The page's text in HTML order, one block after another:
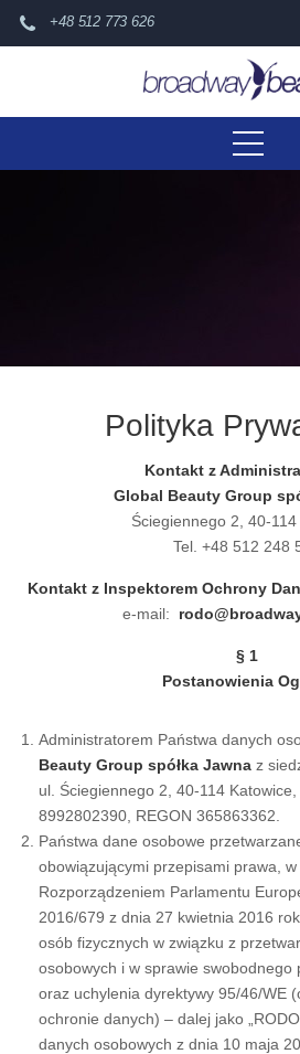
+48 512 773 626
Polityka
Kontakt z
Global Beauty Group
Ściegiennego 2, 40-114
Tel. +48 512 248
Kontakt z Inspektorem Ochrony
e-mail:
§ 1
Postanowienia
Administratorem Państwa danych
Beauty Group spółka Jawna z
ul. Ściegiennego 2, 40-114
8992802390, REGON 365863362.
Państwa dane osobowe
obowiązującymi przepisami prawa,
Rozporządzeniem Parlamentu
2016/679 z dnia 27 kwietnia 2016
osób fizycznych w związku z
osobowych i w sprawie swobodnego
oraz uchylenia dyrektywy 95/46/WE
ochronie danych) – dalej jako
danych osobowych z dnia 10 maja